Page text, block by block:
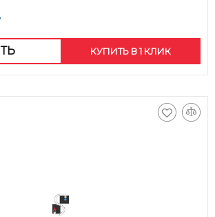
КУПИТЬ В 1 КЛИК